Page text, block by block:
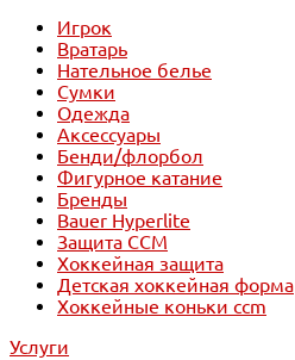
Игрок
Вратарь
Нательное белье
Сумки
Одежда
Аксессуары
Бенди/флорбол
Фигурное катание
Бренды
Bauer Hyperlite
Защита CCM
Хоккейная защита
Детская хоккейная форма
Хоккейные коньки ccm
Услуги